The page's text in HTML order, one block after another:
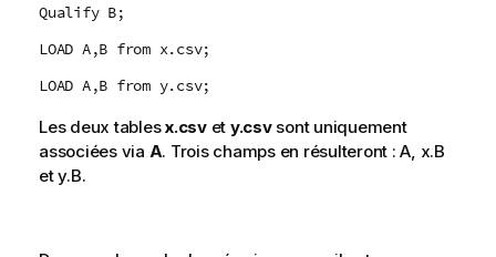
Qualify B;
LOAD A,B from x.csv;
LOAD A,B from y.csv;
Les deux tablesx.csvet y.csvsont uniquement
associées via A. Trois champs en résulteront :A x.B
ety.B.